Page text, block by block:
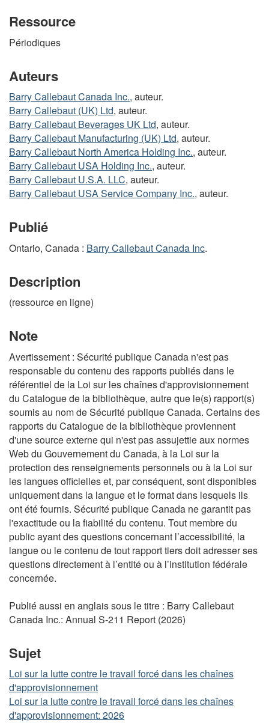
Ressource
Périodiques
Auteurs
Barry Callebaut Canada Inc., auteur.
Barry Callebaut (UK) Ltd, auteur.
Barry Callebaut Beverages UK Ltd, auteur.
Barry Callebaut Manufacturing (UK) Ltd, auteur.
Barry Callebaut North America Holding Inc., auteur.
Barry Callebaut USA Holding Inc., auteur.
Barry Callebaut U.S.A. LLC, auteur.
Barry Callebaut USA Service Company Inc., auteur.
Publié
Ontario, Canada : Barry Callebaut Canada Inc.
Description
(ressource en ligne)
Note
Avertissement : Sécurité publique Canada n'est pas
responsable du contenu des rapports publiés dans le
référentiel de la Loi sur les chaînes d'approvisionnement
du Catalogue de la bibliothèque, autre que le(s) rapport(s)
soumis au nom de Sécurité publique Canada. Certains des
rapports du Catalogue de la bibliothèque proviennent
d'une source externe qui n'est pas assujettie aux normes
Web du Gouvernement du Canada, à la Loi sur la
protection des renseignements personnels ou à la Loi sur
les langues officielles et, par conséquent, sont disponibles
uniquement dans la langue et le format dans lesquels ils
ont été fournis. Sécurité publique Canada ne garantit pas
l'exactitude ou la fiabilité du contenu. Tout membre du
public ayant des questions concernant l’accessibilité, la
langue ou le contenu de tout rapport tiers doit adresser ses
questions directement à l’entité ou à l’institution fédérale
concernée.
Publié aussi en anglais sous le titre : Barry Callebaut
Canada Inc.: Annual S-211 Report (2026)
Sujet
Loi sur la lutte contre le travail forcé dans les chaînes
d'approvisionnement
Loi sur la lutte contre le travail forcé dans les chaînes
d'approvisionnement: 2026